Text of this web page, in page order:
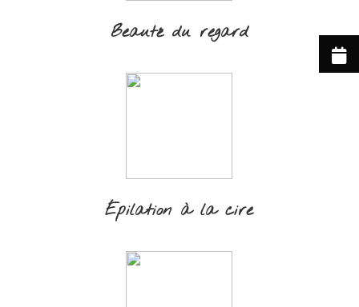
Beauté du regard
Épilation à la cire